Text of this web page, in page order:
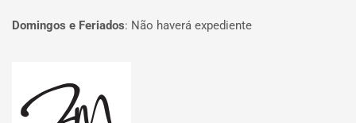
Domingos e Feriados: Não haverá expediente